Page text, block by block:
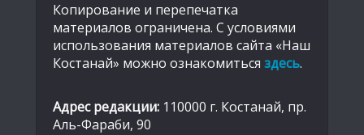
Копирование и перепечатка
материалов ограничена. С условиями
использования материалов сайта «Наш
Костанай» можно ознакомиться здесь.
Адрес редакции: 110000 г. Костанай, пр.
Аль-Фараби, 90